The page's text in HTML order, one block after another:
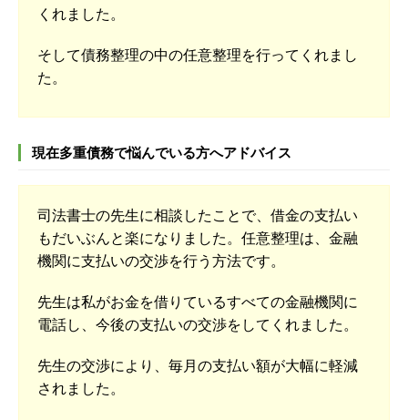
くれました。
そして債務整理の中の任意整理を行ってくれまし
た。
現在多重債務で悩んでいる方へアドバイス
司法書士の先生に相談したことで、借金の支払い
もだいぶんと楽になりました。任意整理は、金融
機関に支払いの交渉を行う方法です。
先生は私がお金を借りているすべての金融機関に
電話し、今後の支払いの交渉をしてくれました。
先生の交渉により、毎月の支払い額が大幅に軽減
されました。